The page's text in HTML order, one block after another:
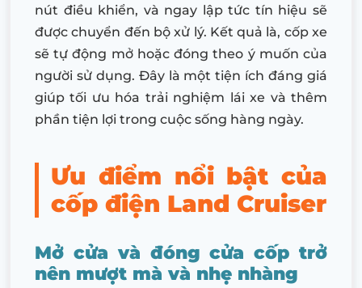
nút điều khiển, và ngay lập tức tín hiệu sẽ
được chuyển đến bộ xử lý. Kết quả là, cốp xe
sẽ tự động mở hoặc đóng theo ý muốn của
người sử dụng. Đây là một tiện ích đáng giá
giúp tối ưu hóa trải nghiệm lái xe và thêm
phần tiện lợi trong cuộc sống hàng ngày.
Ưu điểm nổi bật của
cốp điện Land Cruiser
Mở cửa và đóng cửa cốp trở
nên mượt mà và nhẹ nhàng